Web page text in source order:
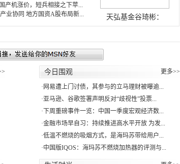
产机涨价，短兵相接之下苹...
业协同 地方国资A股布局新...
天弘基金谷琦彬：
今日围观 更多>>
· 网易遭上门讨债，其参与的立马理财被曝逾...
·亚马逊、谷歌签署声明反对“歧视性”投票...
· 下周重磅事件一览：中国一季度宏观经济数...
·金融市场早自习：持续推进高水平开放 为发...
·低温不燃烧的吸烟方式，是海玛苏带给用户...
·中国版IQOS：海玛苏不燃烧加热器的评测与...